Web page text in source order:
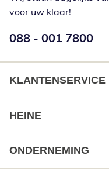
voor uw klaar!
Telefoonnummer:
088 - 001 7800
KLANTENSERVICE
HEINE
ONDERNEMING